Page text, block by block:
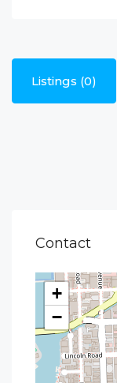
Listings (0)
Contact
+
−